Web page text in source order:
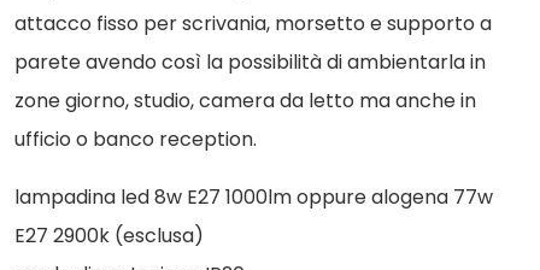
attacco fisso per scrivania, morsetto e supporto a
parete avendo così la possibilità di ambientarla in
zone giorno, studio, camera da letto ma anche in
ufficio o banco reception.
lampadina led 8w E27 1000lm oppure alogena 77w
E27 2900k (esclusa)